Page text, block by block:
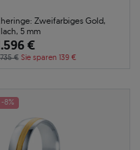
Zweifarbiges Gold,
5 mm
€
€ Sie sparen 139 €
-8%